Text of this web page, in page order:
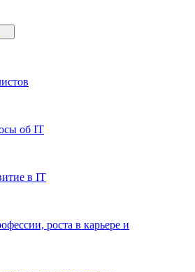
об IT
в IT
роста в карьере и